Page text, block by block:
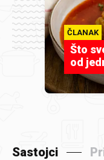
ČLANAK
Što
od
Sastojci